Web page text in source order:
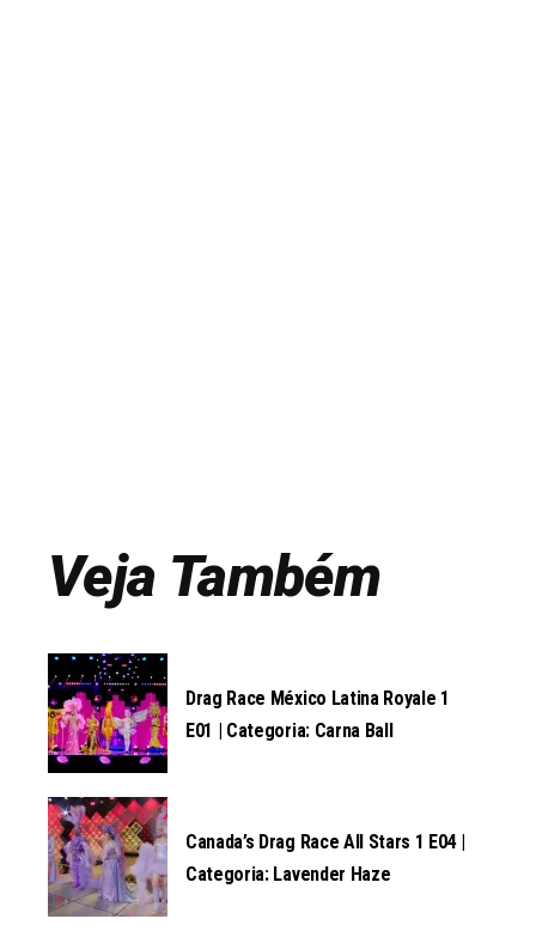
Veja Também
Drag Race México Latina Royale 1
E01 | Categoria: Carna Ball
Canada’s Drag Race All Stars 1 E04 |
Categoria: Lavender Haze